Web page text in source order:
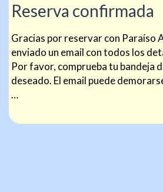
Reserva confirmada
Gracias por reservar con Paraíso
enviado un email con todos los
Por favor, comprueba tu bandeja
deseado. El email puede
…